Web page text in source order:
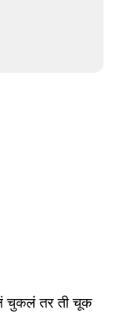
चुकलं तर ती चूक